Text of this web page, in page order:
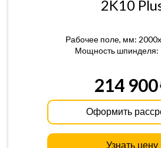
2K10
Рабочее поле, мм:
Мощность шпинделя:
214 900
Оформить
Узнать цену